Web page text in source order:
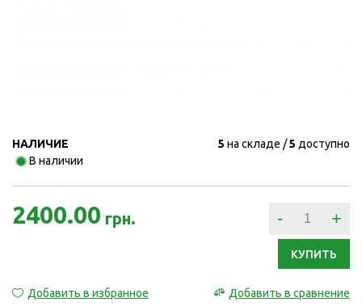
НАЛИЧИЕ
В наличии
5 на складе 5 доступно
2400.00 грн. - +
КУПИТЬ
Добавить в избранное Добавить в сравнение